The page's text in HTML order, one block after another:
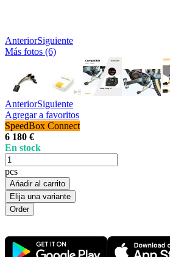
AnteriorSiguiente
Más fotos (6)
AnteriorSiguiente
Agregar a favoritos
SpeedBox Connect
6 180 €
En stock
pcs
Ańadir al carrito
Elija una variante